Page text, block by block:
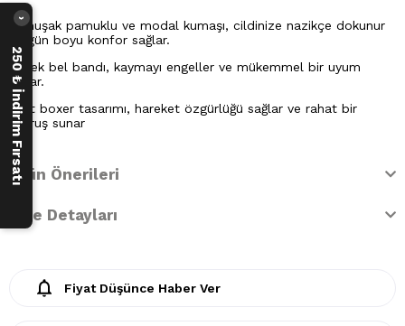
Yumuşak pamuklu ve modal kumaşı, cildinize nazikçe dokunur
ve gün boyu konfor sağlar.
Esnek bel bandı, kaymayı engeller ve mükemmel bir uyum
sunar.
Şort boxer tasarımı, hareket özgürlüğü sağlar ve rahat bir
oturuş sunar
Ürün Önerileri
İade Detayları
Fiyat Düşünce Haber Ver
250 ₺ İndirim Fırsatı
›